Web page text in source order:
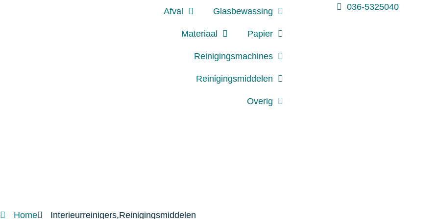
Afval Glasbewassing
Materiaal Papier
Reinigingsmachines
Reinigingsmiddelen
Overig
036-5325040
Home Interieurreinigers,Reinigingsmiddelen